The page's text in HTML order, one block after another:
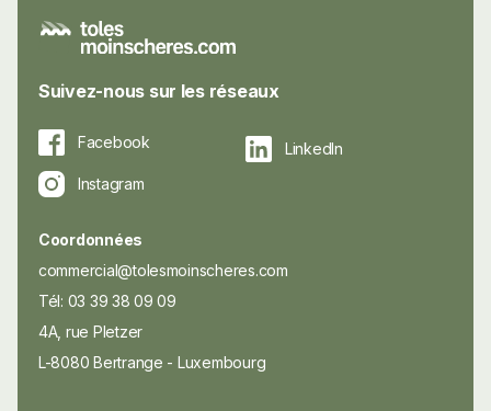
Suivez-nous sur les réseaux
Facebook
LinkedIn
Instagram
Coordonnées
commercial@tolesmoinscheres.com
Tél: 03 39 38 09 09
4A, rue Pletzer
L-8080 Bertrange - Luxembourg